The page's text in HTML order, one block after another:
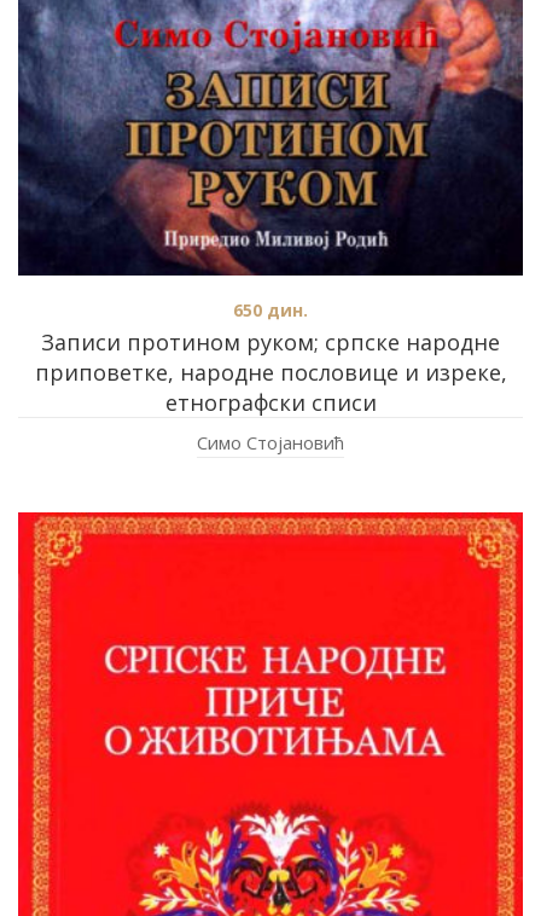
Записи протином руком; српске народне
приповетке, народне пословице и изреке,
етнографски списи
650 дин.
Симо Стојановић